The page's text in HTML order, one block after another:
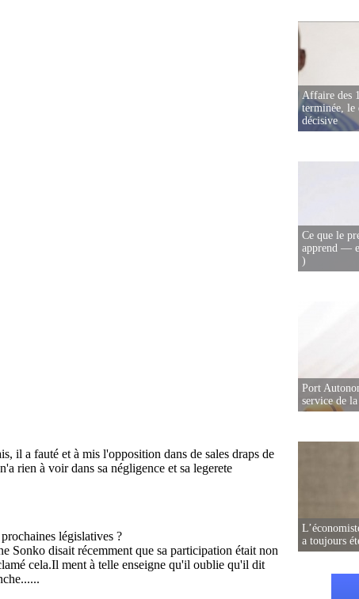
Affaire des
terminée, le
décisive
Ce que le
apprend —
)
Port
service de
a toujours